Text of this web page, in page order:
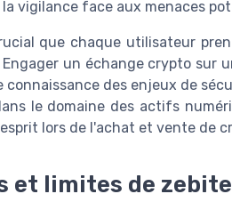
vigilance face aux menaces
que chaque utilisateur
Engager un échange crypto sur
connaissance des enjeux de
le domaine des actifs
lors de l'achat et vente de
et limites de